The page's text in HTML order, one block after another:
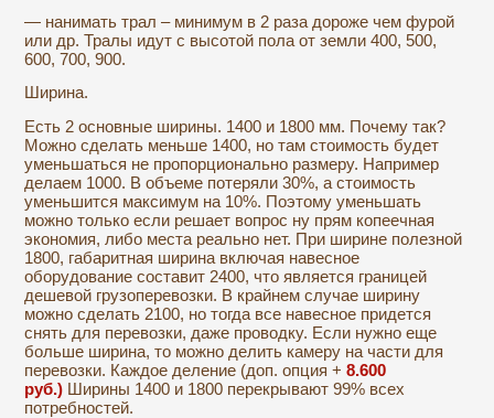
— нанимать трал – минимум в 2 раза дороже чем фурой
или др. Тралы идут с высотой пола от земли 400, 500,
600, 700, 900.
Ширина.
Есть 2 основные ширины. 1400 и 1800 мм. Почему так?
Можно сделать меньше 1400, но там стоимость будет
уменьшаться не пропорционально размеру. Например
делаем 1000. В объеме потеряли 30%, а стоимость
уменьшится максимум на 10%. Поэтому уменьшать
можно только если решает вопрос ну прям копеечная
экономия, либо места реально нет. При ширине полезной
1800, габаритная ширина включая навесное
оборудование составит 2400, что является границей
дешевой грузоперевозки. В крайнем случае ширину
можно сделать 2100, но тогда все навесное придется
снять для перевозки, даже проводку. Если нужно еще
больше ширина, то можно делить камеру на части для
перевозки. Каждое деление (доп. опция +8.600
руб.) Ширины 1400 и 1800 перекрывают 99% всех
потребностей.